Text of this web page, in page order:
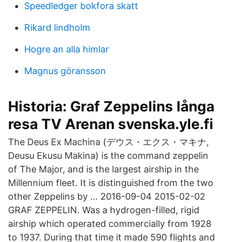
Speedledger bokfora skatt
Rikard lindholm
Hogre an alla himlar
Magnus göransson
Historia: Graf Zeppelins långa
resa TV Arenan svenska.yle.fi
The Deus Ex Machina (デウス・エクス・マキナ,
Deusu Ekusu Makina) is the command zeppelin
of The Major, and is the largest airship in the
Millennium fleet. It is distinguished from the two
other Zeppelins by … 2016-09-04 2015-02-02
GRAF ZEPPELIN. Was a hydrogen-filled, rigid
airship which operated commercially from 1928
to 1937. During that time it made 590 flights and